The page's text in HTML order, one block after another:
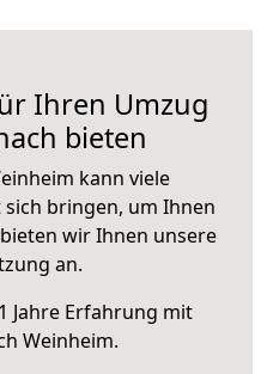
Ihren Umzug
bieten
kann viele
bringen, um Ihnen
wir Ihnen unsere
an.
Jahre Erfahrung mit
Weinheim.